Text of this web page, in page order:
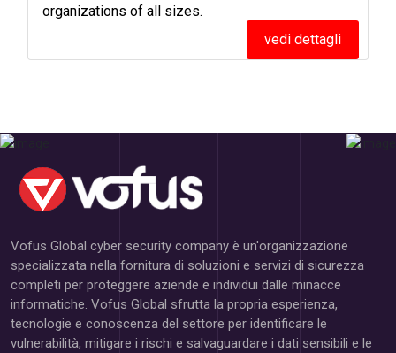
organizations of all sizes.
vedi dettagli
Vofus Global cyber security company è un'organizzazione
specializzata nella fornitura di soluzioni e servizi di sicurezza
completi per proteggere aziende e individui dalle minacce
informatiche. Vofus Global sfrutta la propria esperienza,
tecnologie e conoscenza del settore per identificare le
vulnerabilità, mitigare i rischi e salvaguardare i dati sensibili e le